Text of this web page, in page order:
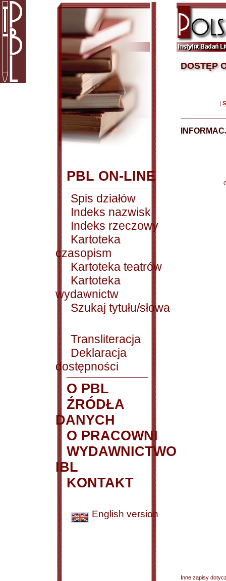
PBL ON-LINE
Spis działów
Indeks nazwisk
Indeks rzeczowy
Kartoteka
czasopism
Kartoteka teatrów
Kartoteka
wydawnictw
Szukaj tytułu/słowa
Transliteracja
Deklaracja
dostępności
O PBL
ŹRÓDŁA
DANYCH
O PRACOWNI
WYDAWNICTWO
IBL
KONTAKT
English version
DOSTĘP
|
Inne zapisy